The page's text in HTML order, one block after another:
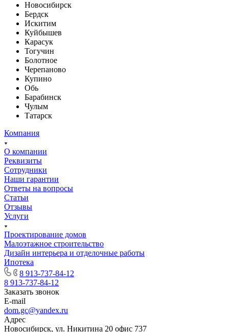
Новосибирск
Бердск
Искитим
Куйбышев
Карасук
Тогучин
Болотное
Черепаново
Купино
Обь
Барабинск
Чулым
Татарск
Компания
О компании
Реквизиты
Сотрудники
Наши гарантии
Ответы на вопросы
Статьи
Отзывы
Услуги
Проектирование домов
Малоэтажное строительство
Дизайн интерьера и отделочные работы
Ипотека
8 913-737-84-12
8 913-737-84-12
Заказать звонок
E-mail
dom.gc@yandex.ru
Адрес
Новосибирск, ул. Никитина 20 офис 737